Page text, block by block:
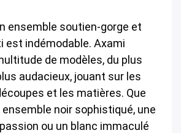
ensemble soutien-gorge et
est indémodable. Axami
de modèles, du plus
audacieux, jouant sur les
et les matières. Que
ensemble noir sophistiqué, une
ou un blanc immaculé